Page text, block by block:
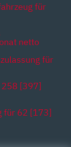
für
netto
für
258 [397]
für 62 [173]